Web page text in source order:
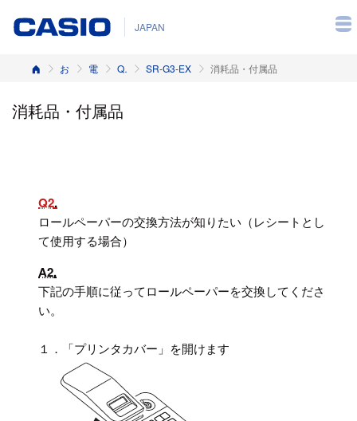
JAPAN
ホーム お客様サポート 電子レジスター Q&A（よくある質問と答え） SR-G3-EX 消耗品・付属品
消耗品・付属品
Q2
ロールペーパーの交換方法が知りたい（レシートとし
て使用する場合）
A2
下記の手順に従ってロールペーパーを交換してくださ
い。
１．「プリンタカバー」を開けます